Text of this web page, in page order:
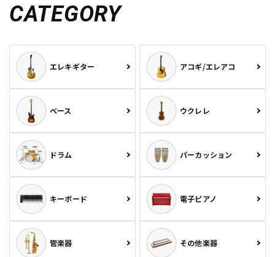
CATEGORY
エレキギター アコギ/エレアコ
ベース ウクレレ
ドラム パーカッション
キーボード 電子ピアノ
管楽器 その他楽器